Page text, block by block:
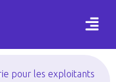
pour les exploitants